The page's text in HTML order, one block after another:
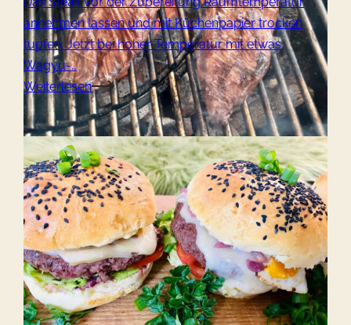
annehmen lassen und mit Küchenpapier trocken
tupfen. Jetzt bei hoher Temperatur mit etwas
Wagyu-…
Weiterlesen